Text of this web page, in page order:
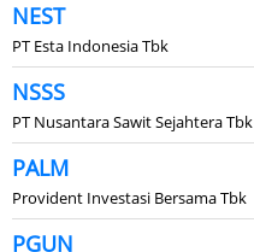
NEST
PT Esta Indonesia Tbk
NSSS
PT Nusantara Sawit Sejahtera Tbk
PALM
Provident Investasi Bersama Tbk
PGUN